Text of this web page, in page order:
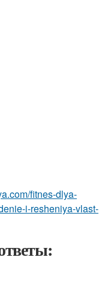
fitnes-dlya-
i-resheniya-vlast-